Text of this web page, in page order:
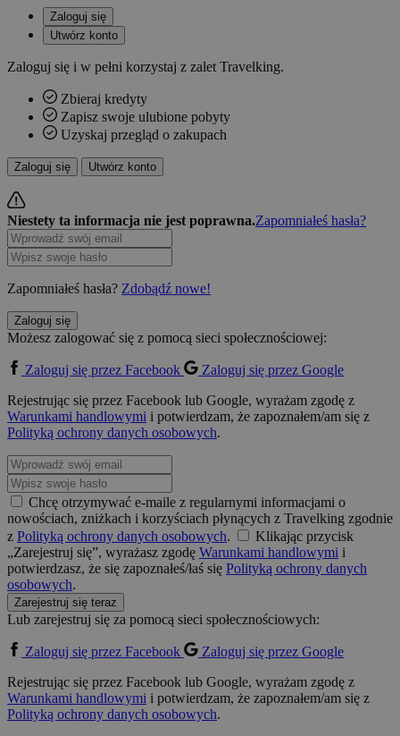
Zaloguj się
Utwórz konto
Zaloguj się i w pełni korzystaj z zalet Travelking.
Zbieraj kredyty
Zapisz swoje ulubione pobyty
Uzyskaj przegląd o zakupach
Zaloguj się Utwórz konto
Niestety ta informacja nie jest poprawna.Zapomniałeś hasła?
Zapomniałeś hasła? Zdobądź nowe!
Zaloguj się
Możesz zalogować się z pomocą sieci społecznościowej:
Zaloguj się przez Facebook
Zaloguj się przez Google
Rejestrując się przez Facebook lub Google, wyrażam zgodę z
Warunkami handlowymi i potwierdzam, że zapoznałem/am się z
Polityką ochrony danych osobowych.
Chcę otrzymywać e-maile z regularnymi informacjami o
nowościach, zniżkach i korzyściach płynących z Travelking zgodnie
z Polityką ochrony danych osobowych.
Klikając przycisk
„Zarejestruj się”, wyrażasz zgodę Warunkami handlowymi i
potwierdzasz, że się zapoznałeś/łaś się Polityką ochrony danych
osobowych.
Zarejestruj się teraz
Lub zarejestruj się za pomocą sieci społecznościowych:
Zaloguj się przez Facebook
Zaloguj się przez Google
Rejestrując się przez Facebook lub Google, wyrażam zgodę z
Warunkami handlowymi i potwierdzam, że zapoznałem/am się z
Polityką ochrony danych osobowych.